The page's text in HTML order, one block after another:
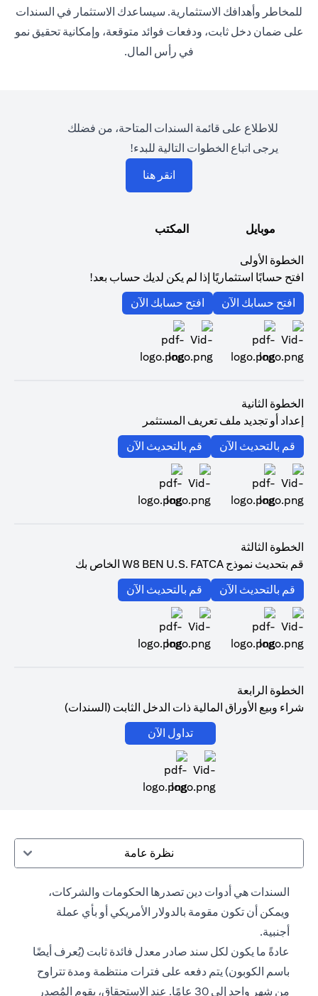
للمخاطر وأهدافك الاستثمارية. سيساعدك الاستثمار في السندات
على ضمان دخل ثابت، ودفعات فوائد متوقعة، وإمكانية تحقيق نمو
في رأس المال.
للاطلاع على قائمة السندات المتاحة، من فضلك
يرجى اتباع الخطوات التالية للبدء!
انقر هنا
موبايل المكتب
الخطوة الأولى
افتح حسابًا استثماريًا إذا لم يكن لديك حساب بعد!
افتح حسابك الآن
افتح حسابك الآن
الخطوة الثانية
إعداد أو تجديد ملف تعريف المستثمر
قم بالتحديث الآن
قم بالتحديث الآن
الخطوة الثالثة
قم بتحديث نموذج W8 BEN U.S. FATCA الخاص بك
قم بالتحديث الآن
قم بالتحديث الآن
الخطوة الرابعة
شراء وبيع الأوراق المالية ذات الدخل الثابت (السندات)
تداول الآن
نظرة عامة
السندات هي أدوات دين تصدرها الحكومات والشركات،
ويمكن أن تكون مقومة بالدولار الأمريكي أو بأي عملة
أجنبية.
عادةً ما يكون لكل سند صادر معدل فائدة ثابت (يُعرف أيضًا
باسم الكوبون) يتم دفعه على فترات منتظمة ومدة تتراوح
من شهر واحد إلى 30 عامًا. عند الاستحقاق، يقوم المُصدر